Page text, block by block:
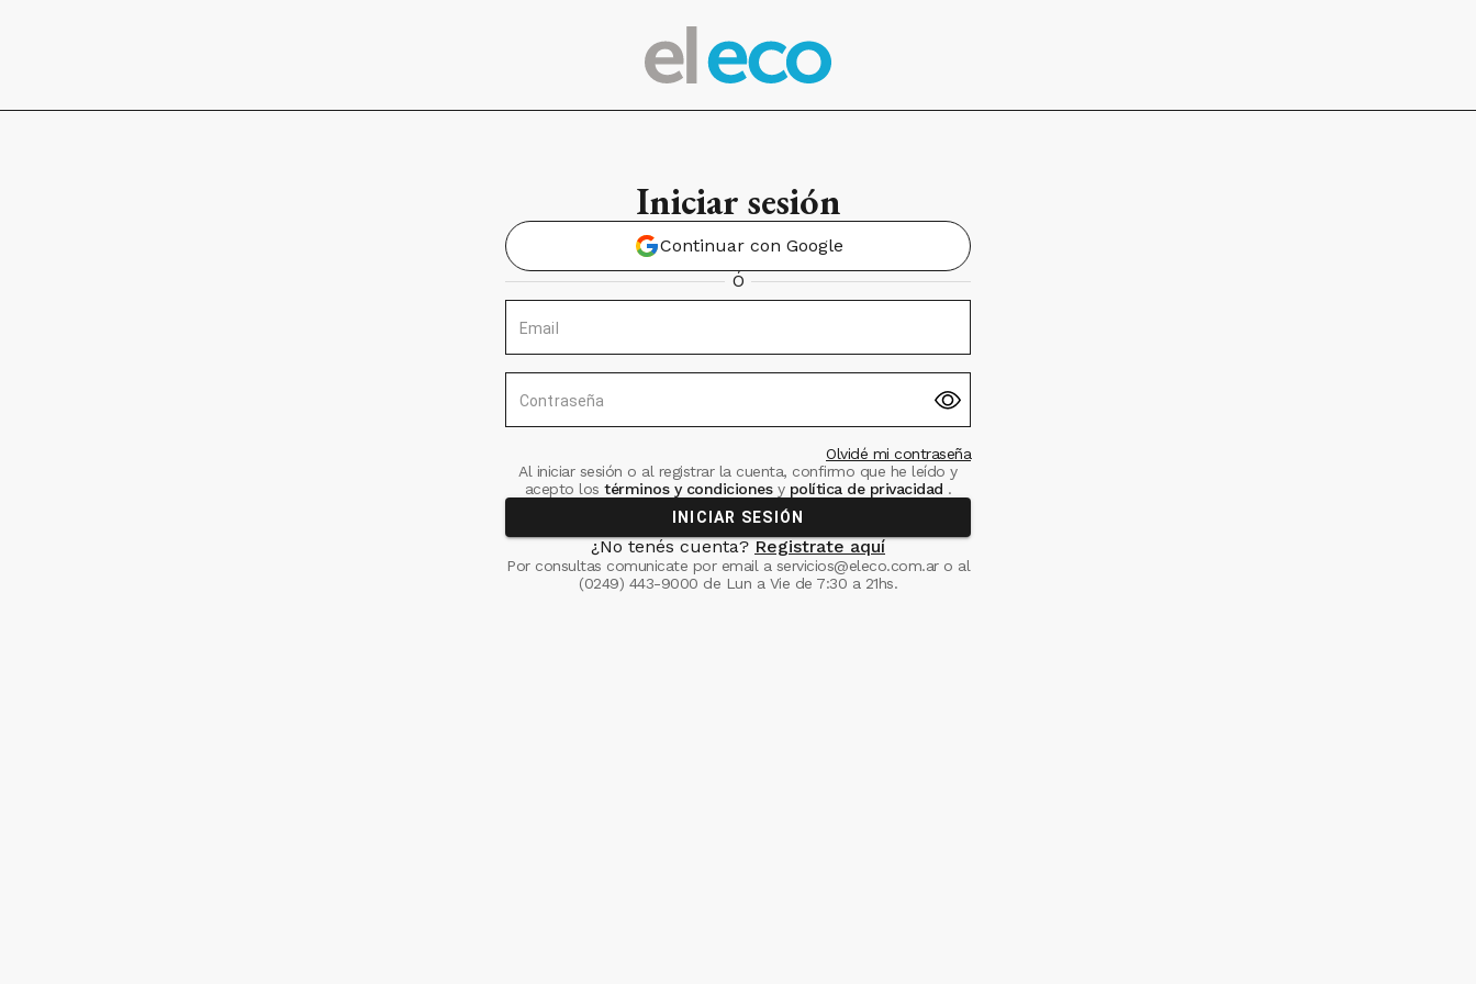
Iniciar sesión
Continuar con Google
Ó
Email
Contraseña
Olvidé mi contraseña
Al iniciar sesión o al registrar la cuenta, confirmo que he leído y
acepto los términos y condiciones ypolítica de privacidad .
INICIAR SESIÓN
¿No tenés cuenta? Registrate aquí
Por consultas comunicate por email a servicios@eleco.com.aro al
(0249) 443-9000 de Lun a Vie de 7:30 a 21hs.